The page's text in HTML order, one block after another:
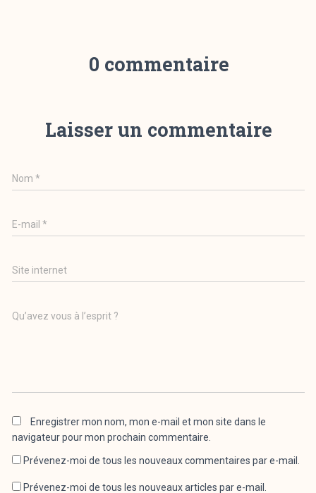
0 commentaire
Laisser un commentaire
Nom*
E-mail*
Site internet
Qu’avez vous à l’esprit ?
Enregistrer mon nom, mon e-mail et mon site dans le
navigateur pour mon prochain commentaire.
Prévenez-moi de tous les nouveaux commentaires par e-mail.
Prévenez-moi de tous les nouveaux articles par e-mail.